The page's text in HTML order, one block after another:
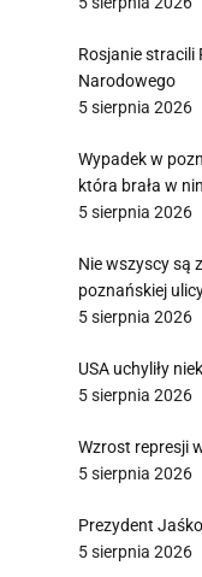
Rosjanie stracili
Narodowego
5 sierpnia 2026
Wypadek w
która brała w
5 sierpnia 2026
Nie wszyscy są
poznańskiej
5 sierpnia 2026
USA uchyliły
5 sierpnia 2026
Wzrost represji
5 sierpnia 2026
Prezydent
5 sierpnia 2026